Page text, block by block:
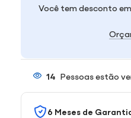
Você tem desconto
14 Pessoas estão
6 Meses de